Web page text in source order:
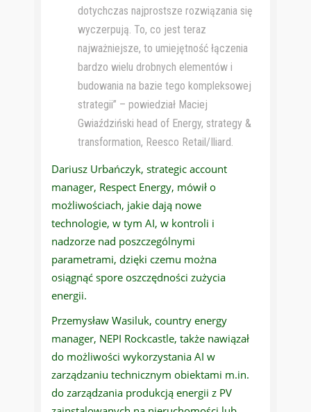
dotychczas najprostsze rozwiązania się
wyczerpują. To, co jest teraz
najważniejsze, to umiejętność łączenia
bardzo wielu drobnych elementów i
budowania na bazie tego kompleksowej
strategii” – powiedział Maciej
Gwiaździński head of Energy, strategy &
transformation, Reesco Retail/Iliard.
Dariusz Urbańczyk, strategic account
manager, Respect Energy, mówił o
możliwościach, jakie dają nowe
technologie, w tym AI, w kontroli i
nadzorze nad poszczególnymi
parametrami, dzięki czemu można
osiągnąć spore oszczędności zużycia
energii.
Przemysław Wasiluk, country energy
manager, NEPI Rockcastle, także nawiązał
do możliwości wykorzystania AI w
zarządzaniu technicznym obiektami m.in.
do zarządzania produkcją energii z PV